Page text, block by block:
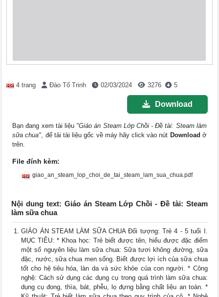
4 trang Đào Tố Trinh 02/03/2024 3276 5
Download
Bạn đang xem tài liệu "Giáo án Steam Lớp Chồi - Đề tài: Steam làm
sữa chua", để tải tài liệu gốc về máy hãy click vào nút Download ở
trên.
File đính kèm:
giao_an_steam_lop_choi_de_tai_steam_lam_sua_chua.pdf
Nội dung text: Giáo án Steam Lớp Chồi - Đề tài: Steam
làm sữa chua
GIÁO ÁN STEAM LÀM SỮA CHUA Đối tượng: Trẻ 4 - 5 tuổi I.
MỤC TIÊU: * Khoa học: Trẻ biết được tên, hiểu được đặc điểm
một số nguyên liệu làm sữa chua: Sữa tươi không đường, sữa
đặc, nước, sữa chua men sống. Biết được lợi ích của sữa chua
tốt cho hệ tiêu hóa, làn da và sức khỏe của con người. * Công
nghệ: Cách sử dụng các dụng cụ trong quá trình làm sữa chua:
dụng cụ đong, thìa, bát, phễu, lọ đựng bằng chất liệu an toàn. *